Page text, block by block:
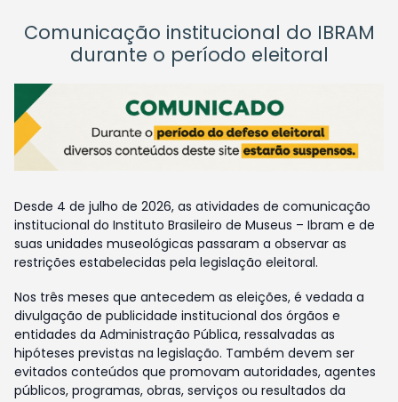
Comunicação institucional do IBRAM
durante o período eleitoral
Desde 4 de julho de 2026, as atividades de comunicação
institucional do Instituto Brasileiro de Museus – Ibram e de
suas unidades museológicas passaram a observar as
restrições estabelecidas pela legislação eleitoral.
Nos três meses que antecedem as eleições, é vedada a
divulgação de publicidade institucional dos órgãos e
entidades da Administração Pública, ressalvadas as
hipóteses previstas na legislação. Também devem ser
evitados conteúdos que promovam autoridades, agentes
públicos, programas, obras, serviços ou resultados da